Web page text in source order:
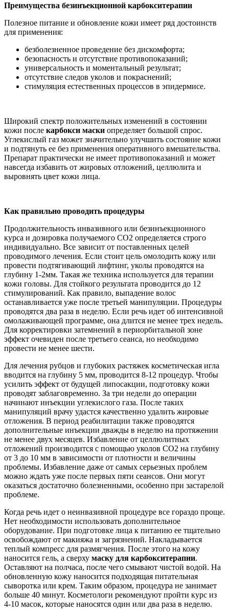
Преимущества безинъекционной карбокситерапии
Полезное питание и обновление кожи имеет ряд достоинств
для применения:
безболезненное проведение без дискомфорта;
безопасность и отсутствие противопоказаний;
универсальность и моментальный результат;
отсутствие следов уколов и покраснений;
стимуляция естественных процессов в эпидермисе.
Широкий спектр положительных изменений в состоянии
кожи после карбокси маски определяет большой спрос.
Углекислый газ может значительно улучшить состояние кожи
и подтянуть ее без применения оперативного вмешательства.
Препарат практически не имеет противопоказаний и может
навсегда избавить от жировых отложений, целлюлита и
выровнять цвет кожи лица.
Как правильно проводить процедуры
Продолжительность инвазивного или безинъекционного
курса и дозировка получаемого СО2 определяется строго
индивидуально. Все зависит от поставленных целей
проводимого лечения. Если стоит цель омолодить кожу или
провести подтягивающий лифтинг, уколы проводятся на
глубину 1-2мм. Такая же техника используется для терапии
кожи головы. Для стойкого результата проводится до 12
стимулирований. Как правило, выпадение волос
останавливается уже после третьей манипуляции. Процедуры
проводятся два раза в неделю. Если речь идет об интенсивной
омолаживающей программе, она длится не менее трех недель.
Для корректировки затемнений в периорбитальной зоне
эффект очевиден после третьего сеанса, но необходимо
провести не менее шести.
Для лечения рубцов и глубоких растяжек косметическая игла
вводится на глубину 5 мм, проводится 8-12 процедур. Чтобы
усилить эффект от будущей липосакции, подготовку кожи
проводят заблаговременно. За три недели до операции
начинают инъекции углекислого газа. После таких
манипуляций врачу удастся качественно удалить жировые
отложения. В период реабилитации также проводятся
дополнительные инъекции дважды в неделю на протяжении
не менее двух месяцев. Избавление от целлюлитных
отложений производится с помощью уколов СО2 на глубину
от 3 до 10 мм в зависимости от плотности и величины
проблемы. Избавление даже от самых серьезных проблем
можно ждать уже после первых пяти сеансов. Они могут
оказаться достаточно болезненными, особенно при застарелой
проблеме.
Когда речь идет о неинвазивной процедуре все гораздо проще.
Нет необходимости использовать дополнительное
оборудование. При подготовке лица к питанию ее тщательно
освобождают от макияжа и загрязнений. Накладывается
теплый компресс для размягчения. После этого на кожу
наносится гель, а сверху маску для карбокситерапии.
Оставляют на полчаса, после чего смывают чистой водой. На
обновленную кожу наносится подходящая питательная
сыворотка или крем. Таким образом, процедура не занимает
больше 40 минут. Косметологи рекомендуют пройти курс из
4-10 масок, которые наносятся один или два раза в неделю.